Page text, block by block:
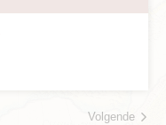
Volgende